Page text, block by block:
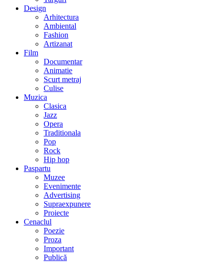
Design
Arhitectura
Ambiental
Fashion
Artizanat
Film
Documentar
Animatie
Scurt metraj
Culise
Muzica
Clasica
Jazz
Opera
Traditionala
Pop
Rock
Hip hop
Paspartu
Muzee
Evenimente
Advertising
Supraexpunere
Proiecte
Cenaclul
Poezie
Proza
Important
Publică